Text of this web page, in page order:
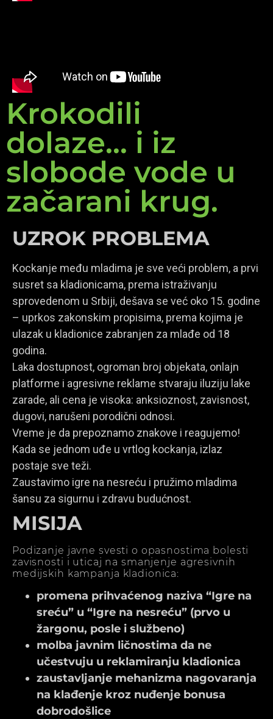
Krokodili
dolaze... i iz
slobode vode u
začarani krug.
UZROK PROBLEMA
Kockanje među mladima je sve veći problem, a prvi
susret sa kladionicama, prema istraživanju
sprovedenom u Srbiji, dešava se već oko 15. godine
– uprkos zakonskim propisima, prema kojima je
ulazak u kladionice zabranjen za mlađe od 18
godina.
Laka dostupnost, ogroman broj objekata, onlajn
platforme i agresivne reklame stvaraju iluziju lake
zarade, ali cena je visoka: anksioznost, zavisnost,
dugovi, narušeni porodični odnosi.
Vreme je da prepoznamo znakove i reagujemo!
Kada se jednom uđe u vrtlog kockanja, izlaz
postaje sve teži.
Zaustavimo igre na nesreću i pružimo mladima
šansu za sigurnu i zdravu budućnost.
MISIJA
Podizanje javne svesti o opasnostima bolesti
zavisnosti i uticaj na smanjenje agresivnih
medijskih kampanja kladionica:
promena prihvaćenog naziva “Igre na
sreću” u “Igre na nesreću” (prvo u
žargonu, posle i službeno)
molba javnim ličnostima da ne
učestvuju u reklamiranju kladionica
zaustavljanje mehanizma nagovaranja
na klađenje kroz nuđenje bonusa
dobrodošlice